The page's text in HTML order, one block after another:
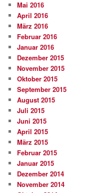
Mai 2016
April 2016
März 2016
Februar 2016
Januar 2016
Dezember 2015
November 2015
Oktober 2015
September 2015
August 2015
Juli 2015
Juni 2015
April 2015
März 2015
Februar 2015
Januar 2015
Dezember 2014
November 2014